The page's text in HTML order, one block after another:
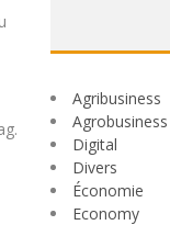
Agribusiness
Agrobusiness
Digital
Divers
Économie
Economy